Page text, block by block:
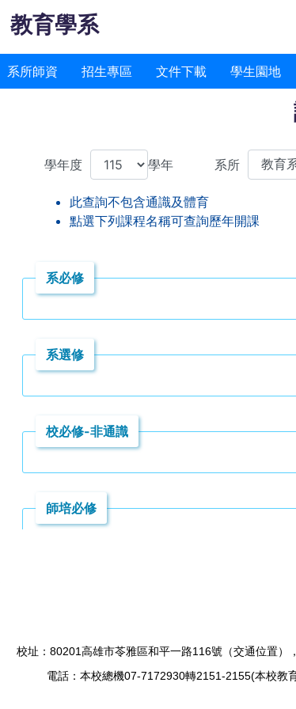
教育學系
系所師資 招生專區 文件下載 學生園地
校址：80201高雄市苓雅區和平一路116號（交通位置）
電話：本校總機07-7172930轉2151-2155(本校教